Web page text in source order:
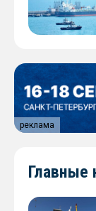
реклама
Главные